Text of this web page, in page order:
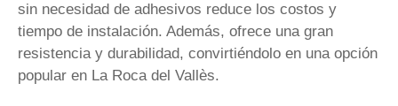
sin necesidad de adhesivos reduce los costos y
tiempo de instalación. Además, ofrece una gran
resistencia y durabilidad, convirtiéndolo en una opción
popular en La Roca del Vallès.